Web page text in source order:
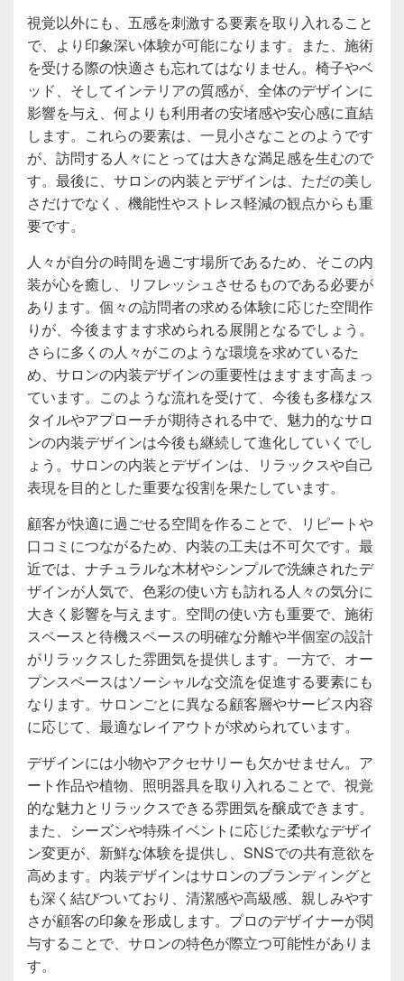
視覚以外にも、五感を刺激する要素を取り入れること
で、より印象深い体験が可能になります。また、施術
を受ける際の快適さも忘れてはなりません。椅子やベ
ッド、そしてインテリアの質感が、全体のデザインに
影響を与え、何よりも利用者の安堵感や安心感に直結
します。これらの要素は、一見小さなことのようです
が、訪問する人々にとっては大きな満足感を生むので
す。最後に、サロンの内装とデザインは、ただの美し
さだけでなく、機能性やストレス軽減の観点からも重
要です。
人々が自分の時間を過ごす場所であるため、そこの内
装が心を癒し、リフレッシュさせるものである必要が
あります。個々の訪問者の求める体験に応じた空間作
りが、今後ますます求められる展開となるでしょう。
さらに多くの人々がこのような環境を求めているた
め、サロンの内装デザインの重要性はますます高まっ
ています。このような流れを受けて、今後も多様なス
タイルやアプローチが期待される中で、魅力的なサロ
ンの内装デザインは今後も継続して進化していくでし
ょう。サロンの内装とデザインは、リラックスや自己
表現を目的とした重要な役割を果たしています。
顧客が快適に過ごせる空間を作ることで、リピートや
口コミにつながるため、内装の工夫は不可欠です。最
近では、ナチュラルな木材やシンプルで洗練されたデ
ザインが人気で、色彩の使い方も訪れる人々の気分に
大きく影響を与えます。空間の使い方も重要で、施術
スペースと待機スペースの明確な分離や半個室の設計
がリラックスした雰囲気を提供します。一方で、オー
プンスペースはソーシャルな交流を促進する要素にも
なります。サロンごとに異なる顧客層やサービス内容
に応じて、最適なレイアウトが求められています。
デザインには小物やアクセサリーも欠かせません。ア
ート作品や植物、照明器具を取り入れることで、視覚
的な魅力とリラックスできる雰囲気を醸成できます。
また、シーズンや特殊イベントに応じた柔軟なデザイ
ン変更が、新鮮な体験を提供し、SNSでの共有意欲を
高めます。内装デザインはサロンのブランディングと
も深く結びついており、清潔感や高級感、親しみやす
さが顧客の印象を形成します。プロのデザイナーが関
与することで、サロンの特色が際立つ可能性がありま
す。